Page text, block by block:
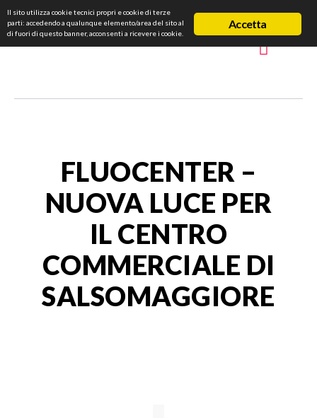
FLUOCENTER –
NUOVA LUCE PER
IL CENTRO
COMMERCIALE DI
SALSOMAGGIORE
Accetta
Il sito utilizza cookie tecnici propri e cookie di terze
parti: accedendo a qualunque elemento/area del sito al
di fuori di questo banner, acconsenti a ricevere i cookie.